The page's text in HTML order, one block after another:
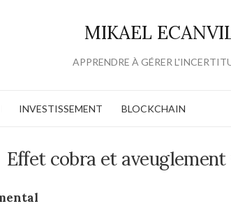
MIKAEL
APPRENDRE À GÉRER
INVESTISSEMENT BLOCKCHAIN
Effet cobra et